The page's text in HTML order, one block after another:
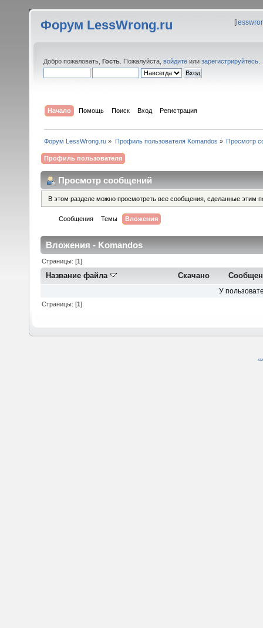
Форум LessWrong.ru [
Добро пожаловать, Гость . Пожалуйста, войдите или зарегистрируйтесь
Начало Помощь Поиск Вход Регистрация
Форум LessWrong.ru » Профиль пользователя Komandos » Просмотр
Профиль пользователя
Просмотр сообщений
В этом разделе можно просмотреть все сообщения, сделанные этим
Сообщения Темы Вложения
Вложения - Komandos
Страницы: [1]
Название файла Скачано
У
Страницы: [1]